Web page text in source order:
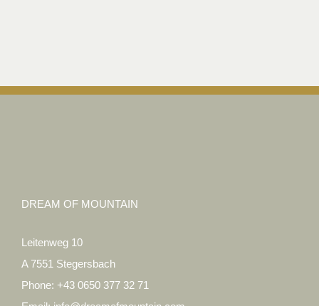
DREAM OF MOUNTAIN
Leitenweg 10
A 7551 Stegersbach
Phone: +43 0650 377 32 71